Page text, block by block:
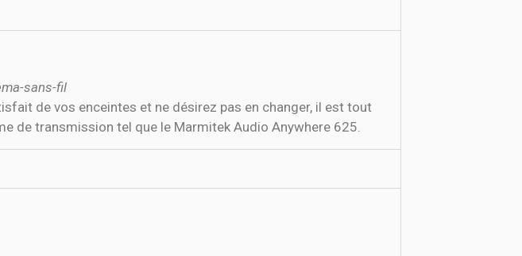
sans-fil
de vos enceintes et ne désirez pas en changer, il est tout
de transmission tel que le Marmitek Audio Anywhere 625.